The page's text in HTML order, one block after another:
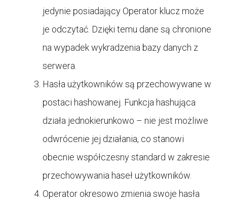
jedynie posiadający Operator klucz może
je odczytać. Dzięki temu dane są chronione
na wypadek wykradzenia bazy danych z
serwera.
Hasła użytkowników są przechowywane w
postaci hashowanej. Funkcja hashująca
działa jednokierunkowo – nie jest możliwe
odwrócenie jej działania, co stanowi
obecnie współczesny standard w zakresie
przechowywania haseł użytkowników.
Operator okresowo zmienia swoje hasła